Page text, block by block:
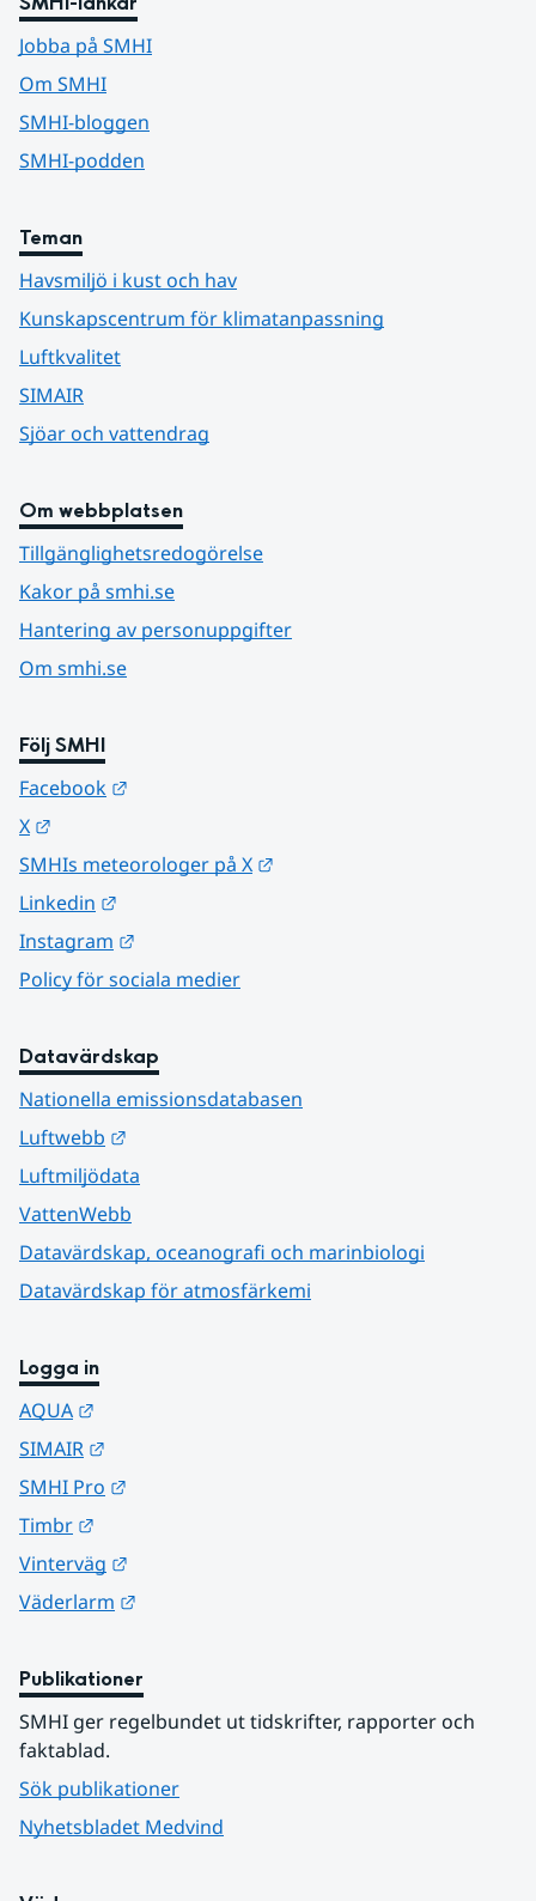
Jobba på SMHI
Om SMHI
SMHI-bloggen
SMHI-podden
Teman
Havsmiljö i kust och hav
Kunskapscentrum för klimatanpassning
Luftkvalitet
SIMAIR
Sjöar och vattendrag
Om webbplatsen
Tillgänglighetsredogörelse
Kakor på smhi.se
Hantering av personuppgifter
Om smhi.se
Följ SMHI
Facebook
X
SMHIs meteorologer på X
Linkedin
Instagram
Policy för sociala medier
Datavärdskap
Nationella emissionsdatabasen
Luftwebb
Luftmiljödata
VattenWebb
Datavärdskap, oceanografi och marinbiologi
Datavärdskap för atmosfärkemi
Logga in
AQUA
SIMAIR
SMHI Pro
Timbr
Vinterväg
Väderlarm
Publikationer
SMHI ger regelbundet ut tidskrifter, rapporter och
faktablad.
Sök publikationer
Nyhetsbladet Medvind